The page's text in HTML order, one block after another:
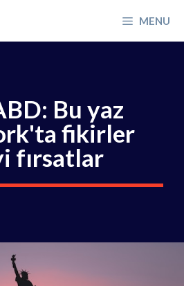
MENU
Bu yaz
fikirler
fırsatlar